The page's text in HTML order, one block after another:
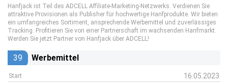
Hanfjack ist Teil des ADCELL Affiliate-Marketing-Netzwerks. Verdienen Sie
attraktive Provisionen als Publisher für hochwertige Hanfprodukte. Wir bieten
ein umfangreiches Sortiment, ansprechende Werbemittel und zuverlässiges
Tracking. Profitieren Sie von einer Partnerschaft im wachsenden Hanfmarkt.
Werden Sie jetzt Partner von Hanfjack über ADCELL!
39 Werbemittel
Start 16.05.2023